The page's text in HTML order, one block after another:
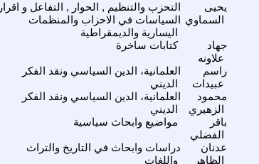
التحزب والتنظيم , الحوار , التفاعل و اقرار
السياسات في الاحزاب والمنظمات
اليسارية والديمقراطية
يحيى
السماوي
كتابات ساخرة
جهاد
علاونه
العلمانية، الدين السياسي ونقد الفكر
الديني
راسم
عبيدات
العلمانية، الدين السياسي ونقد الفكر
الديني
محمود
الزهيري
مواضيع وابحاث سياسية
باقر
الفضلي
دراسات وابحاث في التاريخ والتراث
واللغات
عدنان
الظاهر